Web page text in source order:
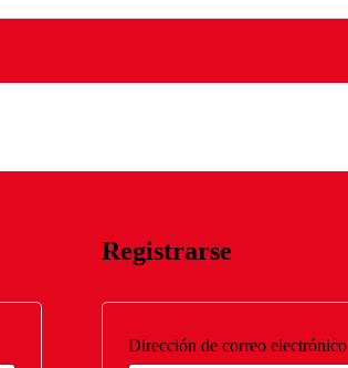
Registrarse
Dirección de correo electrónico